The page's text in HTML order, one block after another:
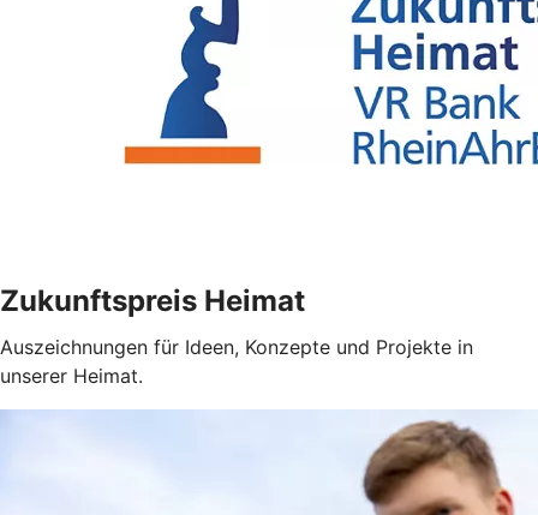
Zukunftspreis Heimat
Auszeichnungen für Ideen, Konzepte und Projekte in
unserer Heimat.